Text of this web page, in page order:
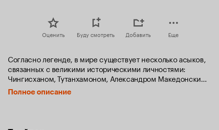
Оценить Буду смотреть Добавить Еще
Согласно легенде, в мире существует несколько асыков,
связанных с великими историческими личностями:
Чингисханом, Тутанхамоном, Александром Македонским,
Аристотелем, Наполеоном и Ван Гогом. Тот, кто соберёт
все эти артефакты, сможет загадать желание, которое
молодыми чемпионами мира и ветеранами, первыми
Полное описание